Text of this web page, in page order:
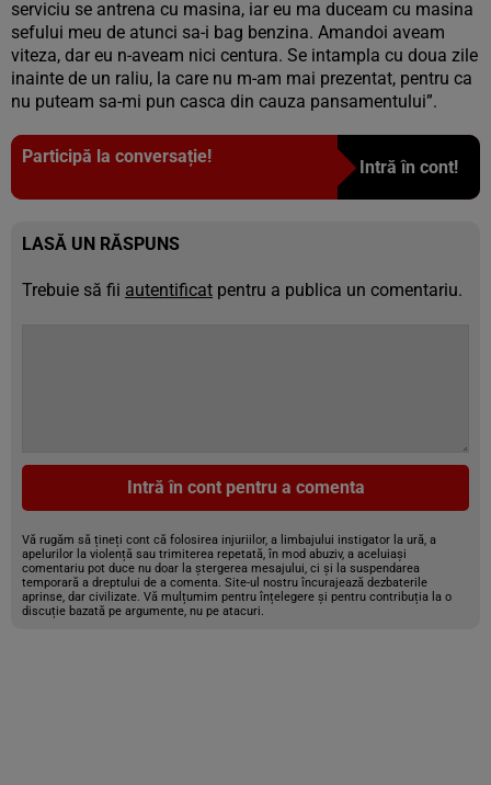
serviciu se antrena cu masina, iar eu ma duceam cu masina
sefului meu de atunci sa-i bag benzina. Amandoi aveam
viteza, dar eu n-aveam nici centura. Se intampla cu doua zile
inainte de un raliu, la care nu m-am mai prezentat, pentru ca
nu puteam sa-mi pun casca din cauza pansamentului”.
Participă la conversație!
Intră în cont!
LASĂ UN RĂSPUNS
Trebuie să fii autentificat pentru a publica un comentariu.
Intră în cont pentru a comenta
Vă rugăm să țineți cont că folosirea injuriilor, a limbajului instigator la ură, a
apelurilor la violență sau trimiterea repetată, în mod abuziv, a aceluiași
comentariu pot duce nu doar la ștergerea mesajului, ci și la suspendarea
temporară a dreptului de a comenta. Site-ul nostru încurajează dezbaterile
aprinse, dar civilizate. Vă mulțumim pentru înțelegere și pentru contribuția la o
discuție bazată pe argumente, nu pe atacuri.